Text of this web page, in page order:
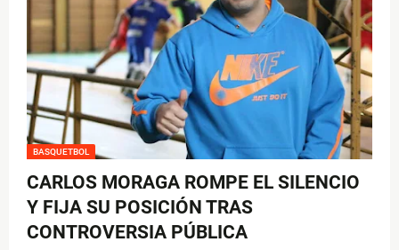
BASQUETBOL
CARLOS MORAGA ROMPE EL SILENCIO
Y FIJA SU POSICIÓN TRAS
CONTROVERSIA PÚBLICA